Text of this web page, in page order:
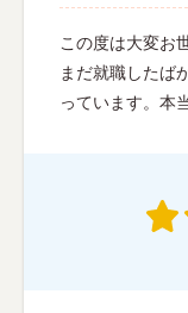
この度は大変お
まだ就職したば
っています。本